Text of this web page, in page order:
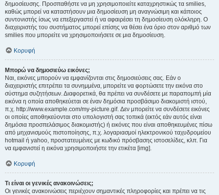
δημοσίευσης. Προσπαθήστε να μη χρησιμοποιείτε καταχρηστικώς τα smilies,
καθώς μπορεί να καταστήσουν μια δημοσίευση μη αναγνώσιμη και κάποιος
συντονιστής ίσως να επεξεργαστεί ή να αφαιρέσει τη δημοσίευση ολόκληρη. Ο
διαχειριστής του συστήματος μπορεί επίσης να θέσει ένα όριο στον αριθμό των
smilies που μπορείτε να χρησιμοποιήσετε σε μια δημοσίευση.
Κορυφή
Μπορώ να δημοσιεύω εικόνες;
Ναι, εικόνες μπορούν να εμφανίζονται στις δημοσιεύσεις σας. Εάν ο
διαχειριστής επιτρέπει τα συνημμένα, μπορείτε να φορτώσετε την εικόνα στο
σύστημα συζητήσεων. Διαφορετικά, θα πρέπει να συνδέσετε με παραπομπή μία
εικόνα η οποία αποθηκεύεται σε έναν δημόσια προσβάσιμο διακομιστή ιστού,
π.χ. http://www.example.com/my-picture.gif. Δεν μπορείτε να συνδέσετε εικόνες
οι οποίες αποθηκεύονται στο υπολογιστή σας τοπικά (εκτός εάν αυτός είναι
δημόσια προσπελάσιμος διακομιστής) ή εικόνες που είναι αποθηκευμένες πίσω
από μηχανισμούς πιστοποίησης, π.χ. λογαριασμοί ηλεκτρονικού ταχυδρομείου
hotmail ή yahoo, προστατευμένες με κωδικό πρόσβασης ιστοσελίδες, κλπ. Για
να εμφανιστεί η εικόνα χρησιμοποιήστε την ετικέτα [img].
Κορυφή
Τι είναι οι γενικές ανακοινώσεις;
Οι γενικές ανακοινώσεις περιέχουν σημαντικές πληροφορίες και πρέπει να τις